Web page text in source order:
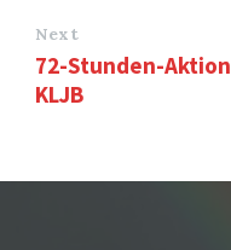
Next
72-Stunden-Aktion
KLJB